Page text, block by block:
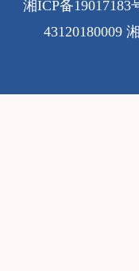
湘ICP备19017183
43120180009